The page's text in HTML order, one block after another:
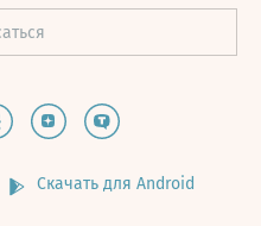
Скачать для Android